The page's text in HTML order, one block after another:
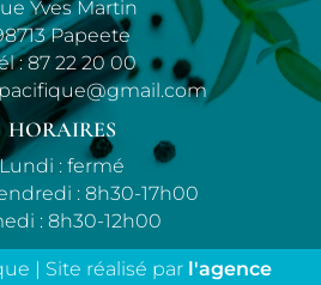
Yves Martin
Papeete
:87 22 20 00
HORAIRES
Lundi : fermé
: 8h30-17h00
: 8h30-12h00
| Site réalisé par l'agence